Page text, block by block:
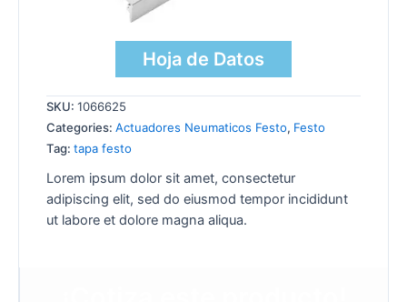
Hoja de Datos
SKU: 1066625
Categories: Actuadores Neumaticos Festo, Festo
Tag: tapa festo
Lorem ipsum dolor sit amet, consectetur
adipiscing elit, sed do eiusmod tempor incididunt
ut labore et dolore magna aliqua.